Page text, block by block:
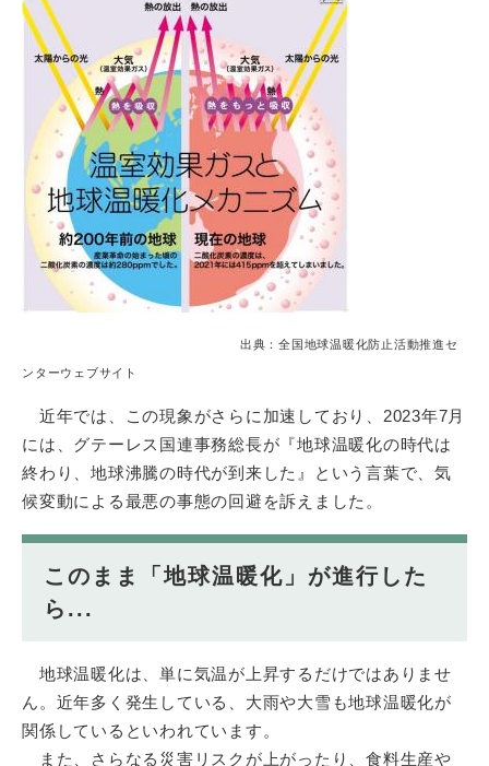
出典：全国地球温暖化防止活動推進セ
ンターウェブサイト
近年では、この現象がさらに加速しており、2023年7月
には、グテーレス国連事務総長が『地球温暖化の時代は
終わり、地球沸騰の時代が到来した』という言葉で、気
候変動による最悪の事態の回避を訴えました。
このまま「地球温暖化」が進行した
ら...
地球温暖化は、単に気温が上昇するだけではありませ
ん。近年多く発生している、大雨や大雪も地球温暖化が
関係しているといわれています。
また、さらなる災害リスクが上がったり、食料生産や